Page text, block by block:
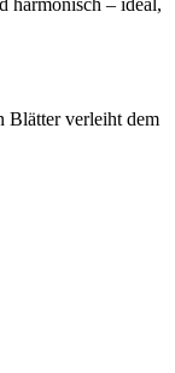
Blätter verleiht dem